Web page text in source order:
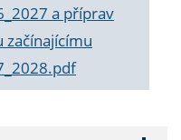
a příprav
začínajícímu